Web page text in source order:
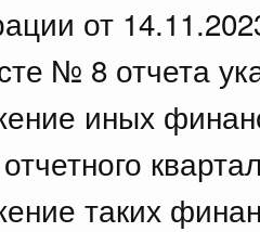
от
№ 8 отчета
иных
таких